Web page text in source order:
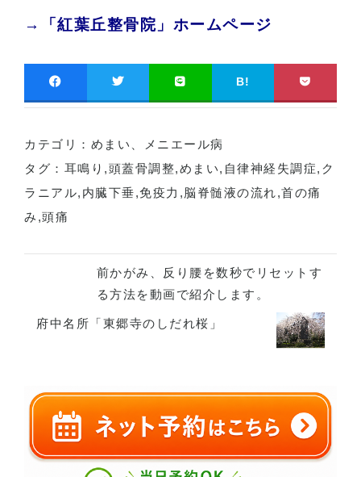
→「紅葉丘整骨院」ホームページ
B!
カテゴリ： めまい、メニエール病
タグ： 耳鳴り ,頭蓋骨調整,めまい, 自律神経失調症, ク
ラニアル, 内臓下垂,免疫力 ,脳脊髄液の流れ,首の痛
み ,頭痛
前かがみ、反り腰を数秒でリセットす
る方法を動画で紹介します。
府中名所「東郷寺のしだれ桜」